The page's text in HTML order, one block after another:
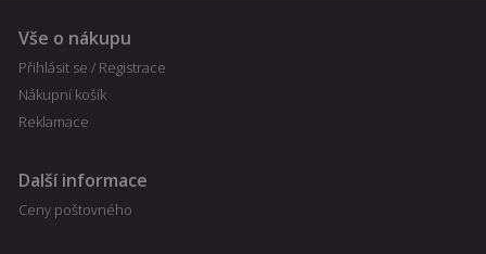
Vše o nákupu
Přihlásit se / Registrace
Nákupní košík
Reklamace
Další informace
Ceny poštovného